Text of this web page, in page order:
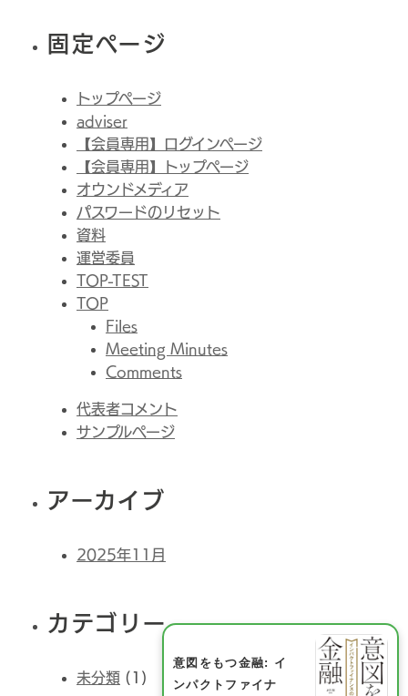
固定ページ
トップページ
adviser
【会員専用】ログインページ
【会員専用】トップページ
オウンドメディア
パスワードのリセット
資料
運営委員
TOP-TEST
TOP
Files
Meeting Minutes
Comments
代表者コメント
サンプルページ
アーカイブ
2025年11月
カテゴリー
未分類 (1)
意図をもつ金融: イ
ンパクトファイナ